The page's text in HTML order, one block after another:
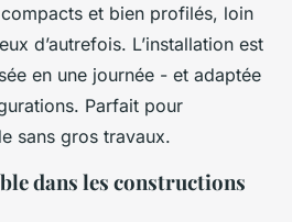
et bien profilés, loin
d’autrefois. L’installation est
en une journée - et adaptée
Parfait pour
sans gros travaux.
dans les constructions